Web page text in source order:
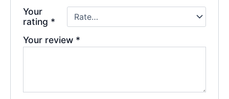
Your
rating *
Your review *